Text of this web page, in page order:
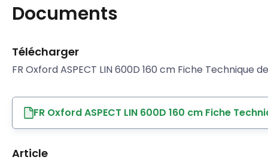
Documents
Télécharger
FR Oxford ASPECT LIN 600D 160 cm Fiche Technique
FR Oxford ASPECT LIN 600D 160 cm Fiche
Article